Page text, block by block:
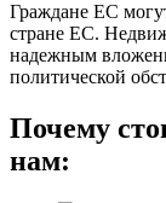
Граждане ЕС
стране ЕС.
надежным
политической
Почему
нам: